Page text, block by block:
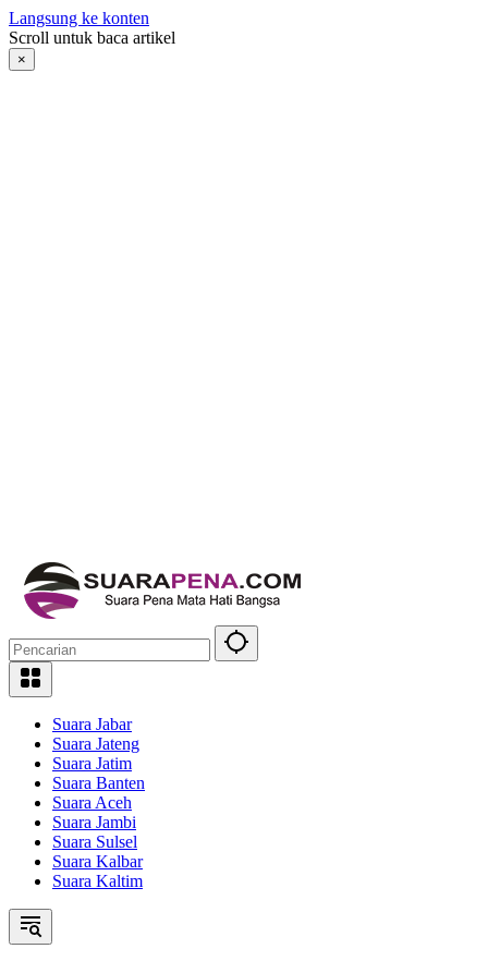
Langsung ke konten
Scroll untuk baca artikel
×
Suara Jabar
Suara Jateng
Suara Jatim
Suara Banten
Suara Aceh
Suara Jambi
Suara Sulsel
Suara Kalbar
Suara Kaltim